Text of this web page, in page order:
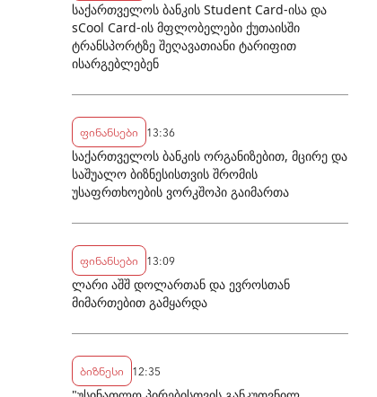
საქართველოს ბანკის Student Card-ისა და
sCool Card-ის მფლობელები ქუთაისში
ტრანსპორტზე შეღავათიანი ტარიფით
ისარგებლებენ
ფინანსები 13:36
საქართველოს ბანკის ორგანიზებით, მცირე და
საშუალო ბიზნესისთვის შრომის
უსაფრთხოების ვორკშოპი გაიმართა
ფინანსები 13:09
ლარი აშშ დოლართან და ევროსთან
მიმართებით გამყარდა
ბიზნესი 12:35